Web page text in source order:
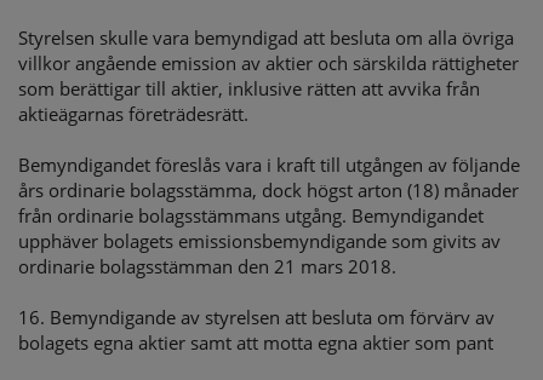
Styrelsen skulle vara bemyndigad att besluta om alla övriga
villkor angående emission av aktier och särskilda rättigheter
som berättigar till aktier, inklusive rätten att avvika från
aktieägarnas företrädesrätt.
Bemyndigandet föreslås vara i kraft till utgången av följande
års ordinarie bolagsstämma, dock högst arton (18) månader
från ordinarie bolagsstämmans utgång. Bemyndigandet
upphäver bolagets emissionsbemyndigande som givits av
ordinarie bolagsstämman den 21 mars 2018.
16. Bemyndigande av styrelsen att besluta om förvärv av
bolagets egna aktier samt att motta egna aktier som pant